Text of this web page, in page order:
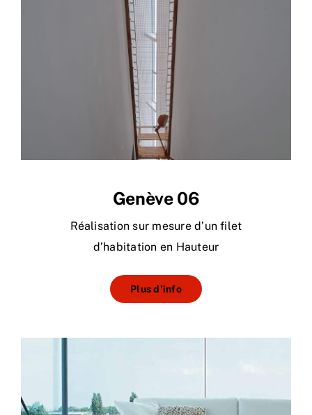
Genève 06
Réalisation sur mesure d’un filet
d’habitation en Hauteur
Plus d'info